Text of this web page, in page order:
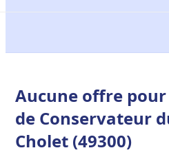
Aucune offre
de Conservateur
Cholet (49300)